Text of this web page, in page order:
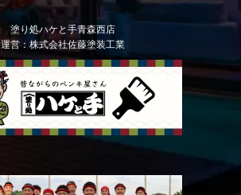
塗り処ハケと手青森西店
運営：株式会社佐藤塗装工業